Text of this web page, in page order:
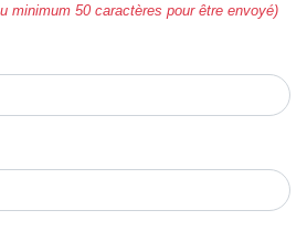
minimum 50 caractères pour être envoyé)